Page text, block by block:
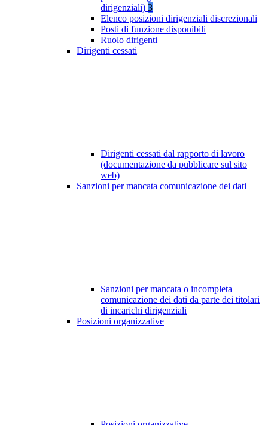
dirigenziali) 3
Elenco posizioni dirigenziali discrezionali
Posti di funzione disponibili
Ruolo dirigenti
Dirigenti cessati
Dirigenti cessati dal rapporto di lavoro
(documentazione da pubblicare sul sito
web)
Sanzioni per mancata comunicazione dei dati
Sanzioni per mancata o incompleta
comunicazione dei dati da parte dei titolari
di incarichi dirigenziali
Posizioni organizzative